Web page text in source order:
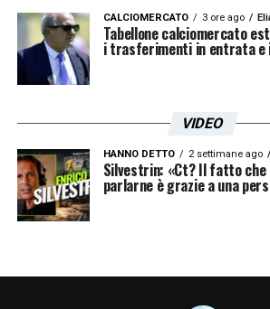
Nel cielo biancazzurro brilla una
tutto il firmamento è sempre la più bella ….
Iscriviti gratis alla
CALCIOMERCATO 3 ore ago
Tabellone calciomercato
i trasferimenti in entrata e
VIDEO
HANNO DETTO 2 settimane ago
Silvestrin: «Ct? Il fatto che
parlarne è grazie a una